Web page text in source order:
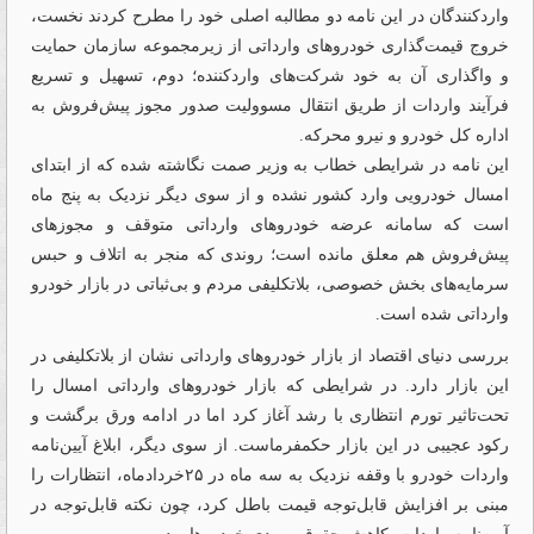
واردکنندگان در این نامه دو مطالبه اصلی خود را مطرح کردند نخست،
خروج قیمت‌گذاری خودروهای وارداتی از زیرمجموعه سازمان حمایت
و واگذاری آن به خود شرکت‌های واردکننده؛ دوم، تسهیل و تسریع
فرآیند واردات از طریق انتقال مسوولیت صدور مجوز پیش‌فروش به
اداره کل خودرو و نیرو محرکه.
این نامه در شرایطی خطاب به وزیر صمت نگاشته شده که از ابتدای
امسال خودرویی وارد کشور نشده و از سوی دیگر نزدیک به پنج ماه
است که سامانه عرضه خودروهای وارداتی متوقف و مجوزهای
پیش‌فروش هم معلق مانده است؛ روندی که منجر به اتلاف و حبس
سرمایه‌های بخش خصوصی، بلاتکلیفی مردم و بی‌ثباتی در بازار خودرو
وارداتی شده است.
بررسی دنیای اقتصاد از بازار خودروهای وارداتی نشان از بلاتکلیفی در
این بازار دارد. در شرایطی ‌که بازار خودروهای وارداتی امسال را
تحت‌تاثیر تورم انتظاری با رشد آغاز کرد اما در ادامه ورق برگشت و
رکود عجیبی در این بازار حکمفرماست. از سوی دیگر، ابلاغ آیین‌نامه
واردات خودرو با وقفه نزدیک به سه ماه در ۲۵خردادماه، انتظارات را
مبنی بر افزایش قابل‌توجه قیمت باطل کرد، چون نکته قابل‌توجه در